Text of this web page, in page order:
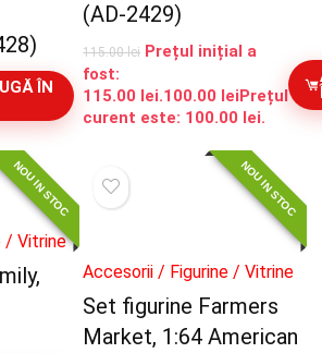
ÎN
(AD-2429)
115.00lei Prețul inițial a
fost:
115.00 lei.100.00 leiPrețul
curent este: 100.00 lei.
NOU IN STOC
/ Vitrine
NOU IN STOC
Accesorii / Figurine / Vitrine
Set figurine Farmers
Market, 1:64 American